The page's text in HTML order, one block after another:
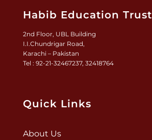
Habib Education Trust
2nd Floor, UBL Building
I.I.Chundrigar Road,
Karachi – Pakistan
Tel : 92-21-32467237, 32418764
Quick Links
About Us